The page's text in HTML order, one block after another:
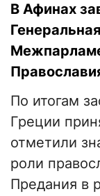
В Афинах
По итогам
Греции
отметили
роли
Предания в